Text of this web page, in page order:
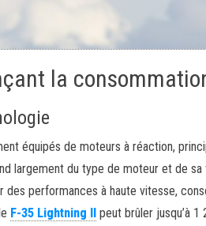
la
équipés de moteurs à réaction,
largement du type de moteur et de
performances à haute vitesse,
F-35 Lightning II peut brûler jusqu’à 1